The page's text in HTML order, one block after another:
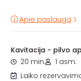
Apie paslaugą
Kavitacija - pilvo
20 min.
1 asm.
Laiko